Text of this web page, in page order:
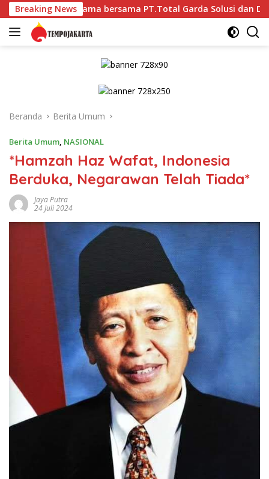
Langsung
ke
konten
Breaking News
bersama PT.Total Garda Solusi dan Direktorat
Beranda Berita Umum
Berita Umum NASIONAL
*Hamzah Haz Wafat, Indonesia
Berduka, Negarawan Telah Tiada*
Jaya Putra
24 Juli 2024